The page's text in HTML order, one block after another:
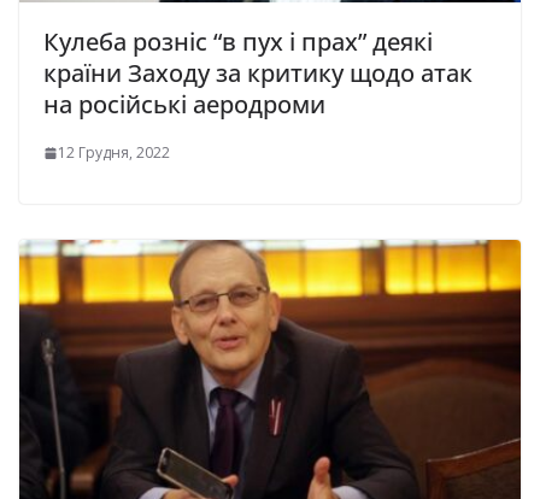
Кулеба розніс “в пух і прах” деякі
країни Заходу за критику щодо атак
на російські аеродроми
12 Грудня, 2022